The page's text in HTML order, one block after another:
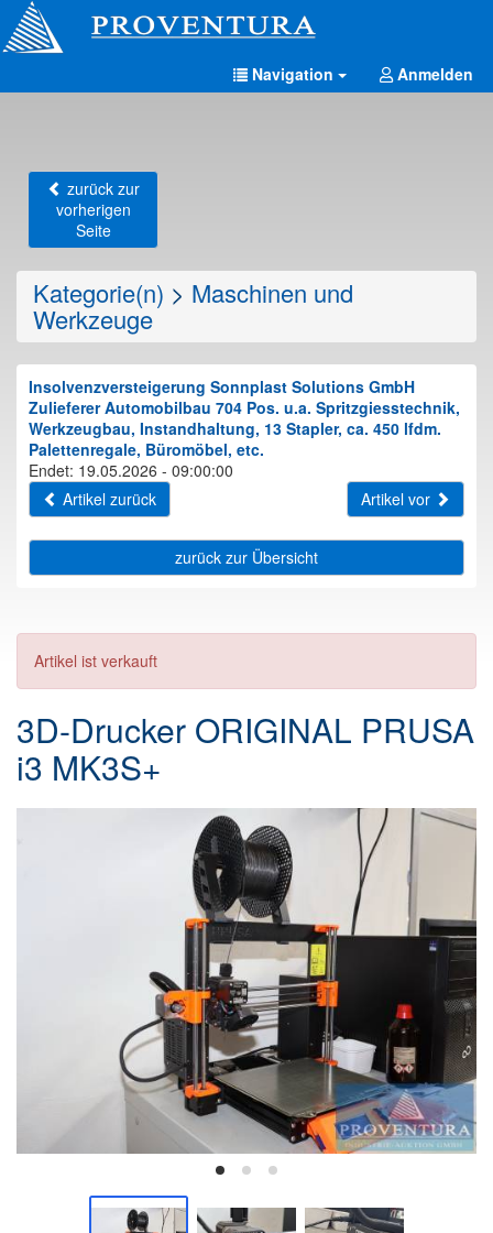
Navigation Anmelden
zurück zur
vorherigen
Seite
Kategorie(n) > Maschinen und
Werkzeuge
Insolvenzversteigerung Sonnplast Solutions GmbH
Zulieferer Automobilbau 704 Pos. u.a. Spritzgiesstechnik,
Werkzeugbau, Instandhaltung, 13 Stapler, ca. 450 lfdm.
Palettenregale, Büromöbel, etc.
Endet: 19.05.2026 - 09:00:00
Artikel zurück
Artikel vor
zurück zur Übersicht
Artikel ist verkauft
3D-Drucker ORIGINAL PRUSA
i3 MK3S+